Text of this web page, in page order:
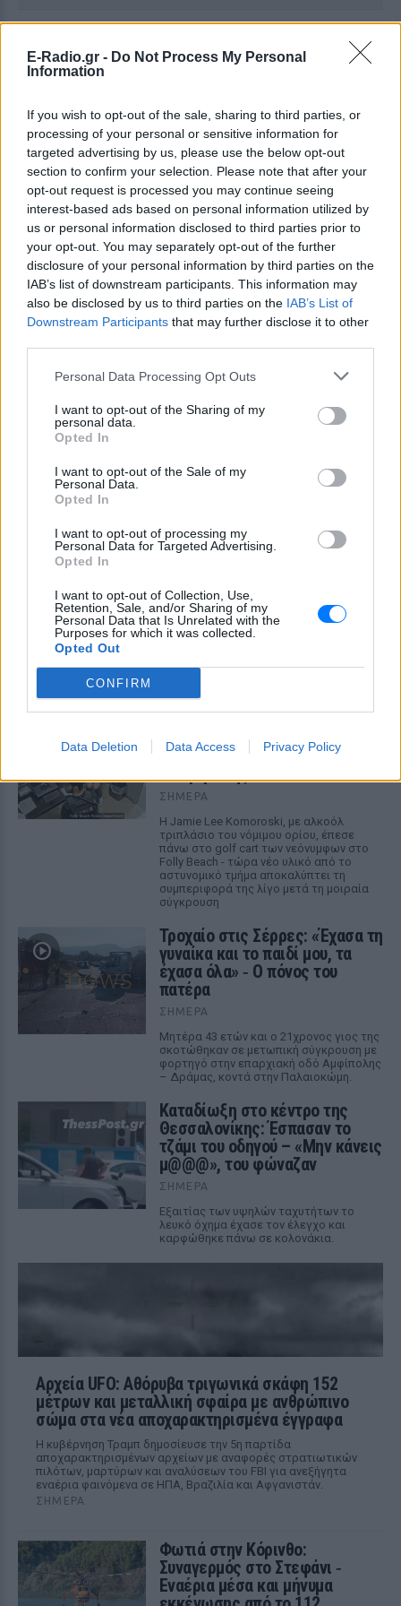
E-Radio.gr - Do Not Process My Personal
Information
If you wish to opt-out of the sale, sharing to third parties, or
processing of your personal or sensitive information for
targeted advertising by us, please use the below opt-out
section to confirm your selection. Please note that after your
opt-out request is processed you may continue seeing
interest-based ads based on personal information utilized by
us or personal information disclosed to third parties prior to
your opt-out. You may separately opt-out of the further
disclosure of your personal information by third parties on the
IAB’s list of downstream participants. This information may
also be disclosed by us to third parties on the IAB’s List of
Downstream Participants that may further disclose it to other
Personal Data Processing Opt Outs
I want to opt-out of the Sharing of my
personal data.
Opted In
I want to opt-out of the Sale of my
Personal Data.
Opted In
I want to opt-out of processing my
Personal Data for Targeted Advertising.
Opted In
I want to opt-out of Collection, Use,
Retention, Sale, and/or Sharing of my
Personal Data that Is Unrelated with the
Purposes for which it was collected.
Opted Out
CONFIRM
Data Deletion Data Access Privacy Policy
Google News
και μάθετε πρώτοι τα πιο hot νέα.
ειδήσεων του E-Daily.gr
Ακολουθήστε το E-Radio.gr και στο Instagram
ΔΙΑΦΗΜΙΣΗ
ΔΕΙΤΕ ΕΠΙΣΗΣ
ΣΤΗΝ ΙΔΙΑ ΚΑΤΗΓΟΡΙΑ
βίντεο της μεθυσμένης οδηγού
που σκότωσε νύφη ώρες μετά
τον γάμο της
ΣΉΜΕΡΑ
Η Jamie Lee Komoroski, με αλκοόλ
τριπλάσιο του νόμιμου ορίου, έπεσε
πάνω στο golf cart των νεόνυμφων στο
Folly Beach - τώρα νέο υλικό από το
αστυνομικό τμήμα αποκαλύπτει τη
συμπεριφορά της λίγο μετά τη μοιραία
σύγκρουση
Τροχαίο στις Σέρρες: «Έχασα τη
γυναίκα και το παιδί μου, τα
έχασα όλα» ‑ Ο πόνος του
πατέρα
ΣΉΜΕΡΑ
Μητέρα 43 ετών και ο 21χρονος γιος της
σκοτώθηκαν σε μετωπική σύγκρουση με
φορτηγό στην επαρχιακή οδό Αμφίπολης
– Δράμας, κοντά στην Παλαιοκώμη.
Καταδίωξη στο κέντρο της
Θεσσαλονίκης: Έσπασαν το
τζάμι του οδηγού – «Μην κάνεις
μ@@@», του φώναζαν
ΣΉΜΕΡΑ
Εξαιτίας των υψηλών ταχυτήτων το
λευκό όχημα έχασε τον έλεγχο και
καρφώθηκε πάνω σε κολονάκια.
Αρχεία UFO: Αθόρυβα τριγωνικά σκάφη 152
μέτρων και μεταλλική σφαίρα με ανθρώπινο
σώμα στα νέα αποχαρακτηρισμένα έγγραφα
Η κυβέρνηση Τραμπ δημοσίευσε την 5η παρτίδα
αποχαρακτηρισμένων αρχείων με αναφορές στρατιωτικών
πιλότων, μαρτύρων και αναλύσεων του FBI για ανεξήγητα
εναέρια φαινόμενα σε ΗΠΑ, Βραζιλία και Αφγανιστάν.
ΣΉΜΕΡΑ
Φωτιά στην Κόρινθο:
Συναγερμός στο Στεφάνι ‑
Εναέρια μέσα και μήνυμα